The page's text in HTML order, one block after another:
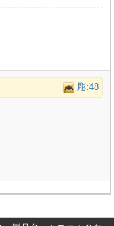
彫:48